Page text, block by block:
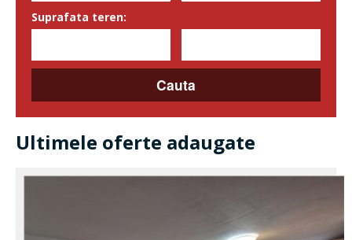
Suprafata teren:
Ultimele oferte adaugate